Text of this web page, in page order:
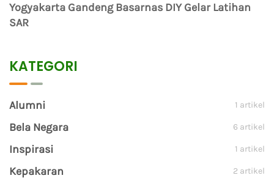
Yogyakarta Gandeng Basarnas DIY Gelar Latihan
SAR
KATEGORI
Alumni 1 artikel
Bela Negara 6 artikel
Inspirasi 1 artikel
Kepakaran 2 artikel